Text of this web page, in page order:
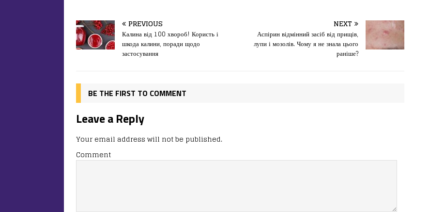
a
c
e
b
o
k
a
st
o
d
n
m
ai
l
іл
и
т
я
PREVIOUS
Калина від 100 хвороб! Користь і
шкода калини, поради щодо
застосування
NEXT
Аспірин відмінний засіб від прищів,
лупи і мозолів. Чому я не знала цього
раніше?
BE THE FIRST TO COMMENT
Leave a Reply
Your email address will not be published.
Comment